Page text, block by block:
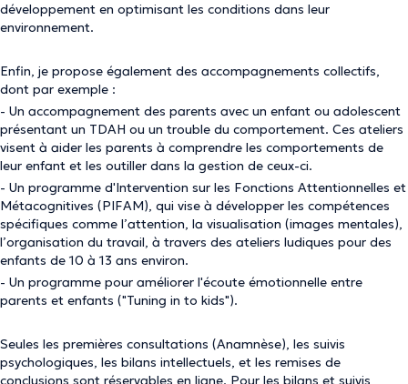
développement en optimisant les conditions dans leur
environnement.
Enfin, je propose également des accompagnements collectifs,
dont par exemple :
- Un accompagnement des parents avec un enfant ou adolescent
présentant un TDAH ou un trouble du comportement. Ces ateliers
visent à aider les parents à comprendre les comportements de
leur enfant et les outiller dans la gestion de ceux-ci.
- Un programme d'Intervention sur les Fonctions Attentionnelles et
Métacognitives (PIFAM), qui vise à développer les compétences
spécifiques comme l’attention, la visualisation (images mentales),
l’organisation du travail, à travers des ateliers ludiques pour des
enfants de 10 à 13 ans environ.
- Un programme pour améliorer l'écoute émotionnelle entre
parents et enfants ("Tuning in to kids").
Seules les premières consultations (Anamnèse), les suivis
psychologiques, les bilans intellectuels, et les remises de
conclusions sont réservables en ligne. Pour les bilans et suivis